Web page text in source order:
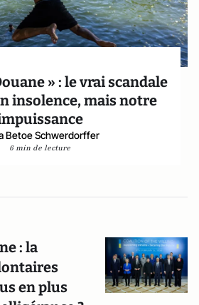
» : le vrai scandale
insolence, mais notre
Betoe Schwerdorffer
6 min de lecture
: la
en plus